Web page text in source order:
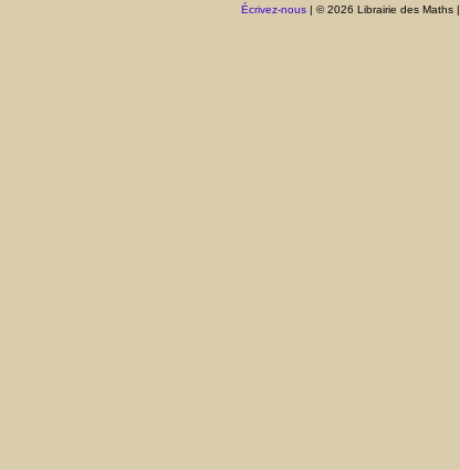
Écrivez-nous| © 2026 Librairie des Maths |